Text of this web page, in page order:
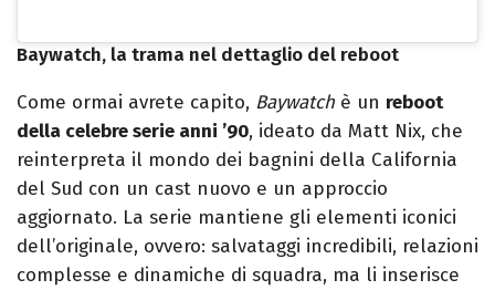
Baywatch, la trama nel dettaglio del reboot
Come ormai avrete capito, Baywatch è un reboot
della celebre serie anni ’90, ideato da Matt Nix, che
reinterpreta il mondo dei bagnini della California
del Sud con un cast nuovo e un approccio
aggiornato. La serie mantiene gli elementi iconici
dell’originale, ovvero: salvataggi incredibili, relazioni
complesse e dinamiche di squadra, ma li inserisce